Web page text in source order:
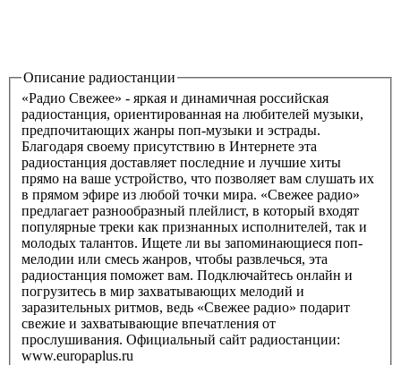
Описание радиостанции
«Радио Свежее» - яркая и динамичная российская
радиостанция, ориентированная на любителей музыки,
предпочитающих жанры поп-музыки и эстрады.
Благодаря своему присутствию в Интернете эта
радиостанция доставляет последние и лучшие хиты
прямо на ваше устройство, что позволяет вам слушать их
в прямом эфире из любой точки мира. «Свежее радио»
предлагает разнообразный плейлист, в который входят
популярные треки как признанных исполнителей, так и
молодых талантов. Ищете ли вы запоминающиеся поп-
мелодии или смесь жанров, чтобы развлечься, эта
радиостанция поможет вам. Подключайтесь онлайн и
погрузитесь в мир захватывающих мелодий и
заразительных ритмов, ведь «Свежее радио» подарит
свежие и захватывающие впечатления от
прослушивания. Официальный сайт радиостанции:
www.europaplus.ru